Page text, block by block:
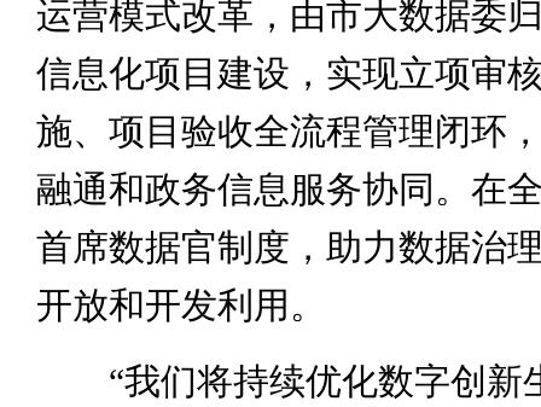
运营模式改革，由市大数据委
信息化项目建设，实现立项审
施、项目验收全流程管理闭环
融通和政务信息服务协同。在
首席数据官制度，助力数据治
开放和开发利用。
“我们将持续优化数字创新